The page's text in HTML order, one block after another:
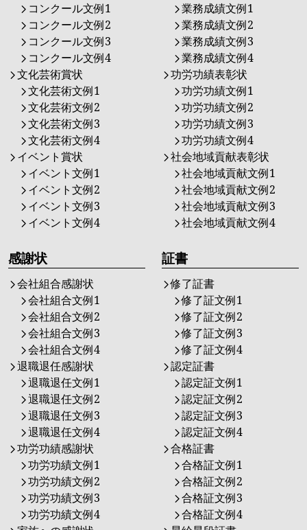
コンクール文例1
コンクール文例2
コンクール文例3
コンクール文例4
文化芸術賞状
文化芸術文例1
文化芸術文例2
文化芸術文例3
文化芸術文例4
イベント賞状
イベント文例1
イベント文例2
イベント文例3
イベント文例4
業務成績文例1
業務成績文例2
業務成績文例3
業務成績文例4
功労功績表彰状
功労功績文例1
功労功績文例2
功労功績文例3
功労功績文例4
社会地域貢献表彰状
社会地域貢献文例1
社会地域貢献文例2
社会地域貢献文例3
社会地域貢献文例4
感謝状
会社組合感謝状
会社組合文例1
会社組合文例2
会社組合文例3
会社組合文例4
退職退任感謝状
退職退任文例1
退職退任文例2
退職退任文例3
退職退任文例4
功労功績感謝状
功労功績文例1
功労功績文例2
功労功績文例3
功労功績文例4
証書
修了証書
修了証文例1
修了証文例2
修了証文例3
修了証文例4
認定証書
認定証文例1
認定証文例2
認定証文例3
認定証文例4
合格証書
合格証文例1
合格証文例2
合格証文例3
合格証文例4